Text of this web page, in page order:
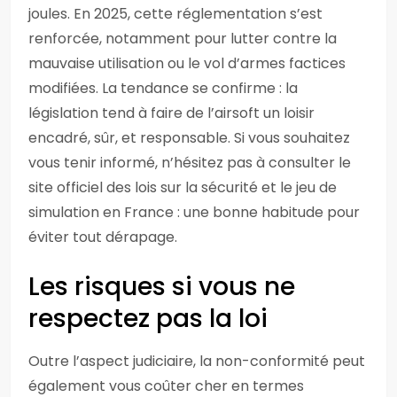
joules. En 2025, cette réglementation s’est
renforcée, notamment pour lutter contre la
mauvaise utilisation ou le vol d’armes factices
modifiées. La tendance se confirme : la
législation tend à faire de l’airsoft un loisir
encadré, sûr, et responsable. Si vous souhaitez
vous tenir informé, n’hésitez pas à consulter le
site officiel des lois sur la sécurité et le jeu de
simulation en France : une bonne habitude pour
éviter tout dérapage.
Les risques si vous ne
respectez pas la loi
Outre l’aspect judiciaire, la non-conformité peut
également vous coûter cher en termes